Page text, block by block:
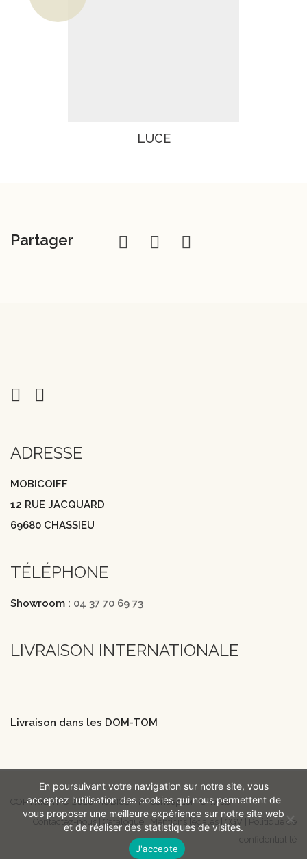
Le prix actuel est : 960€.
LUCE
Partager
ADRESSE
MOBICOIFF
12 RUE JACQUARD
69680 CHASSIEU
TÉLÉPHONE
Showroom : 04 37 70 69 73
LIVRAISON INTERNATIONALE
Livraison dans les DOM-TOM
COPYRIGHT © 2026 MOBICOIFF | Conception iOnweb
Contactez-nous| Catalogue |Mentions légales| CGV
Politique de
confidentialité
En poursuivant votre navigation sur notre site, vous
acceptez l’utilisation des cookies qui nous permettent de
vous proposer une meilleure expérience sur notre site web
et de réaliser des statistiques de visites.
J'accepte